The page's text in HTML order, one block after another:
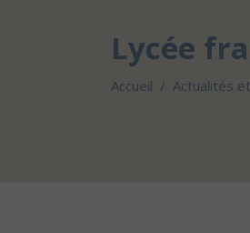
Lycée
Accueil / Actualités